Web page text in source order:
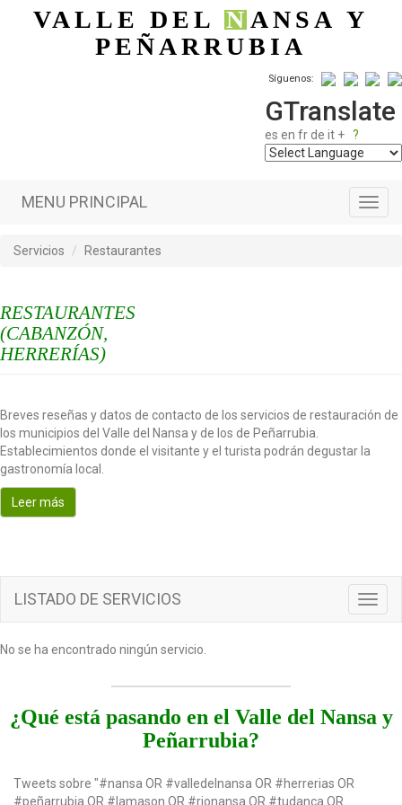
Pasar al contenido principal
VALLE DELNANSA Y
PEÑARRUBIA
Síguenos:
GTranslate
es en fr de it + ?
MENU PRINCIPAL
Servicios Restaurantes
RESTAURANTES
(CABANZÓN,
HERRERÍAS)
Breves reseñas y datos de contacto de los servicios de restauración de
los municipios del Valle del Nansa y de los de Peñarrubia.
Establecimientos donde el visitante y el turista podrán degustar la
gastronomía local.
Leer más
LISTADO DE SERVICIOS
No se ha encontrado ningún servicio.
¿Qué está pasando en el Valle del Nansa y
Peñarrubia?
Tweets sobre "#nansa OR #valledelnansa OR #herrerias OR
#peñarrubia OR #lamason OR #rionansa OR #tudanca OR